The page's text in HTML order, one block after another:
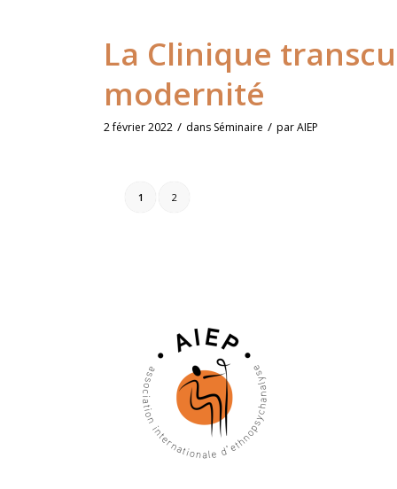
La Clinique
modernité
2 février 2022 / dans Séminaire / parAIEP
1 2